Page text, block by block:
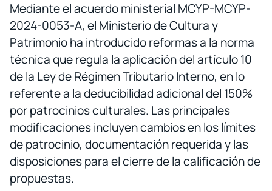
Mediante el acuerdo ministerial MCYP-MCYP-
2024-0053-A, el Ministerio de Cultura y
Patrimonio ha introducido reformas a la norma
técnica que regula la aplicación del artículo 10
de la Ley de Régimen Tributario Interno, en lo
referente a la deducibilidad adicional del 150%
por patrocinios culturales. Las principales
modificaciones incluyen cambios en los límites
de patrocinio, documentación requerida y las
disposiciones para el cierre de la calificación de
propuestas.